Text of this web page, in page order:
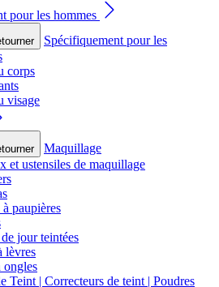
pour les hommes
Spécifiquement pour les
corps
visage
Maquillage
et ustensiles de maquillage
paupières
jour teintées
lèvres
ongles
Teint | Correcteurs de teint | Poudres